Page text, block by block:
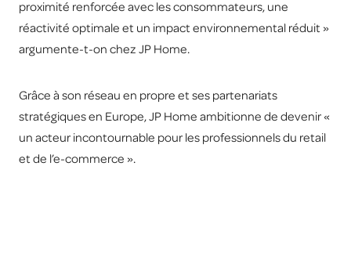
proximité renforcée avec les consommateurs, une
réactivité optimale et un impact environnemental réduit »
argumente-t-on chez JP Home.
Grâce à son réseau en propre et ses partenariats
stratégiques en Europe, JP Home ambitionne de devenir «
un acteur incontournable pour les professionnels du retail
et de l’e-commerce ».